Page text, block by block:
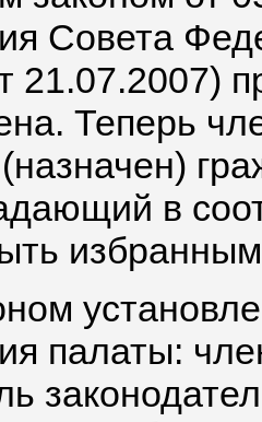
Совета
21.07.2007)
Теперь
в
палаты: